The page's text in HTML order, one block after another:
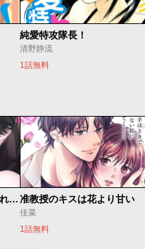
純愛特攻隊長！
清野静流
1話無料
元カレ俳優に復縁を迫られてます准教授のキスは花より甘い
佳菜
1話無料